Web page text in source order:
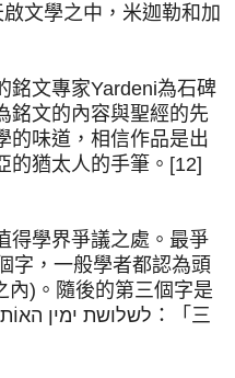
文學之中，米迦勒和加
銘文專家Yardeni為石碑
銘文的內容與聖經的先
的味道，相信作品是出
的猶太人的手筆。[12]
得學界爭議之處。最爭
字，一般學者都認為頭